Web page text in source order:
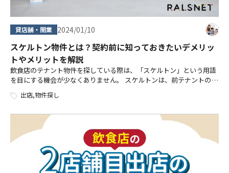
スケルトン物件とは？契約前に知っておきたいデメリッ
トやメリットを解説
飲食店のテナント物件を探している際は、「スケルトン」という用語
を目にする機会が少なくありません。 スケルトンは、前テナントの設
てられる自由度の高さが大きな魅力 […]
貸店舗・開業 2024/01/10
出店,物件探し